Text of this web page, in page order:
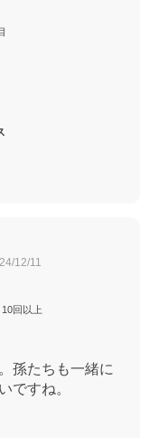
12/11
10回以上
孫たちも一緒に
ですね。